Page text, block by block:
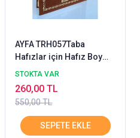
AYFA TRH057Taba
Hafızlar için Hafız Boy
Kuranı Kerim Termo Cilt
STOKTA VAR
550,00 TL
260,00 TL